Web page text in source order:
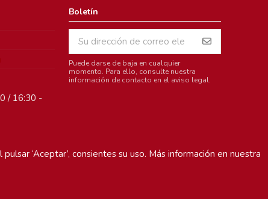
/ 16:30 -
Boletín
Puede darse de baja en cualquier
momento. Para ello, consulte nuestra
información de contacto en el aviso legal.
‘Aceptar’, consientes su uso. Más información en nuestra